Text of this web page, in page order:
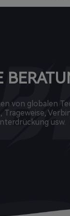
von globalen
usw.